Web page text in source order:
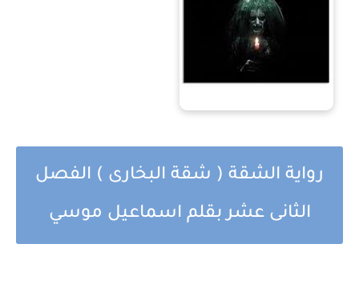
رواية الشقة ( شقة البخارى ) الفصل
الثانى عشربقلم اسماعيل موسي